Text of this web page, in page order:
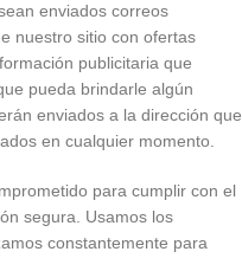
enviados correos
nuestro sitio con ofertas
publicitaria que
pueda brindarle algún
enviados a la dirección que
en cualquier momento.
para cumplir con el
segura. Usamos los
constantemente para